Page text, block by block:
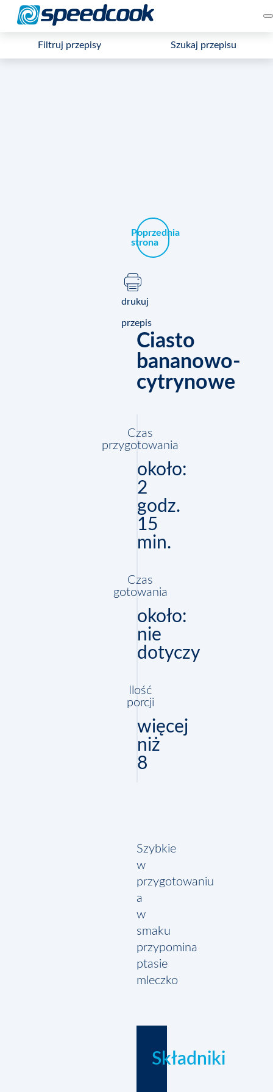
Filtruj przepisy Szukaj przepisu
Poprzednia
strona
drukuj
przepis
Ciasto
bananowo-
cytrynowe
Czas
przygotowania
około:
2
godz.
15
min.
Czas
gotowania
około:
nie
dotyczy
Ilość
porcji
więcej
niż
8
Szybkie
w
przygotowaniu
a
w
smaku
przypomina
ptasie
mleczko
Składniki